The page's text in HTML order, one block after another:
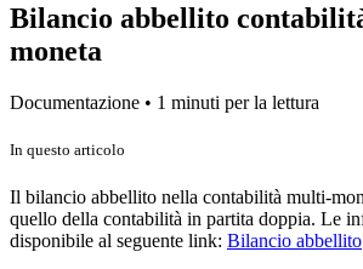
Bilancio abbellito
moneta
Documentazione • 1 minuti per la lettura
In questo articolo
Il bilancio abbellito nella contabilità multi-
quello della contabilità in partita doppia. Le
disponibile al seguente link: Bilancio abbellito